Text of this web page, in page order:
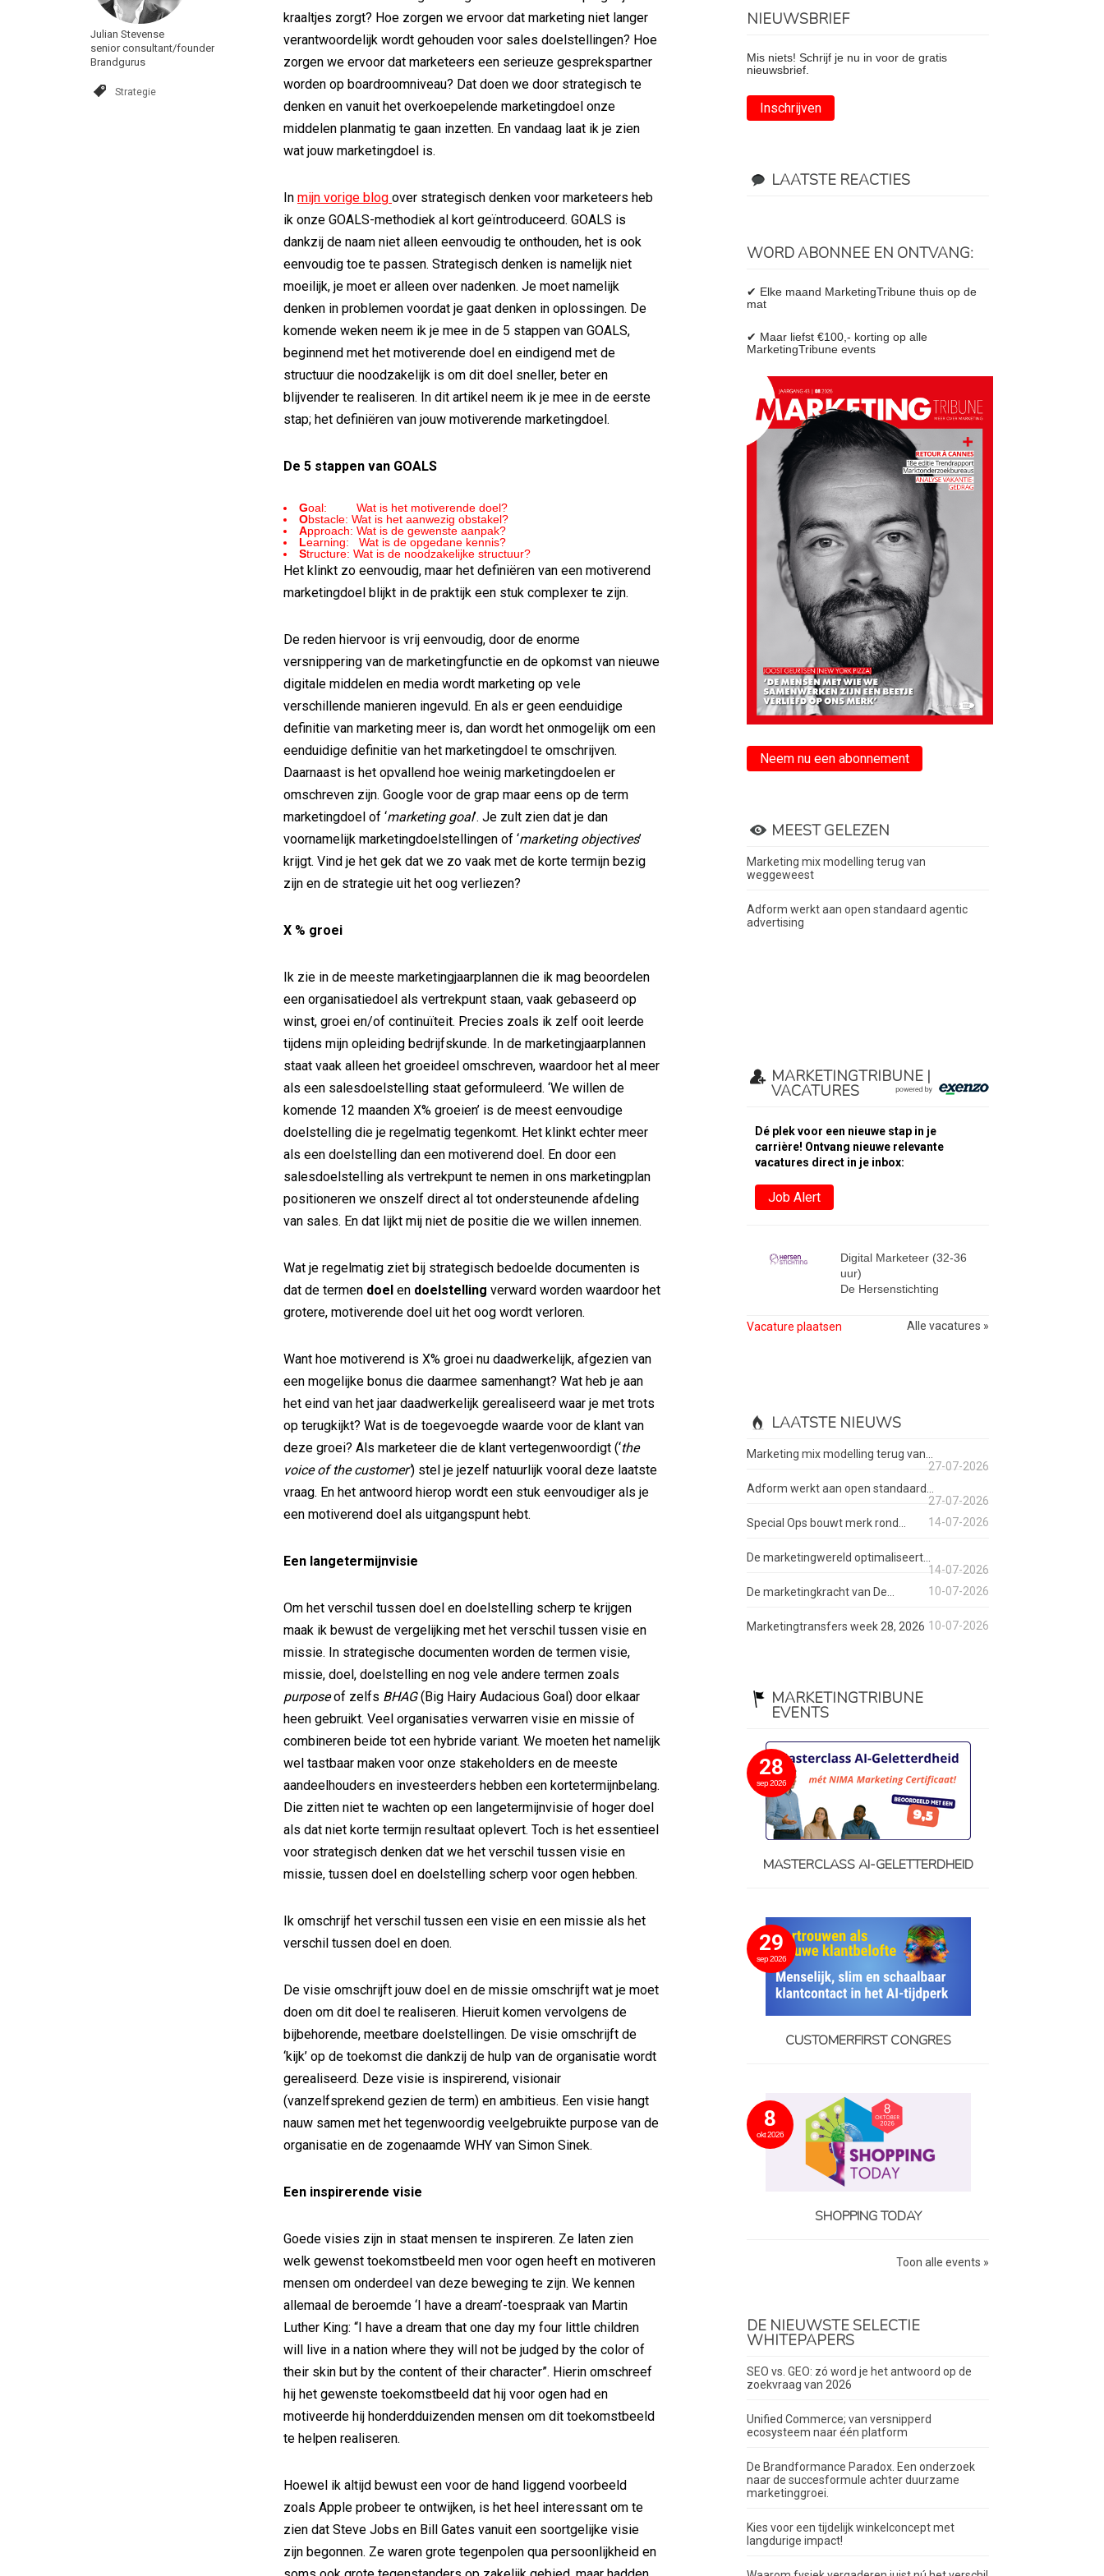
Julian Stevense
senior consultant/founder
Brandgurus
Strategie
kraaltjes zorgt? Hoe zorgen we ervoor dat marketing niet langer
verantwoordelijk wordt gehouden voor sales doelstellingen? Hoe
zorgen we ervoor dat marketeers een serieuze gesprekspartner
worden op boardroomniveau? Dat doen we door strategisch te
denken en vanuit het overkoepelende marketingdoel onze
middelen planmatig te gaan inzetten. En vandaag laat ik je zien
wat jouw marketingdoel is.
In mijn vorige blog over strategisch denken voor marketeers heb
ik onze GOALS-methodiek al kort geïntroduceerd. GOALS is
dankzij de naam niet alleen eenvoudig te onthouden, het is ook
eenvoudig toe te passen. Strategisch denken is namelijk niet
moeilijk, je moet er alleen over nadenken. Je moet namelijk
denken in problemen voordat je gaat denken in oplossingen. De
komende weken neem ik je mee in de 5 stappen van GOALS,
beginnend met het motiverende doel en eindigend met de
structuur die noodzakelijk is om dit doel sneller, beter en
blijvender te realiseren. In dit artikel neem ik je mee in de eerste
stap; het definiëren van jouw motiverende marketingdoel.
De 5 stappen van GOALS
Goal: Wat is het motiverende doel?
Obstacle: Wat is het aanwezig obstakel?
Approach: Wat is de gewenste aanpak?
Learning: Wat is de opgedane kennis?
Structure: Wat is de noodzakelijke structuur?
Het klinkt zo eenvoudig, maar het definiëren van een motiverend
marketingdoel blijkt in de praktijk een stuk complexer te zijn.
De reden hiervoor is vrij eenvoudig, door de enorme
versnippering van de marketingfunctie en de opkomst van nieuwe
digitale middelen en media wordt marketing op vele
verschillende manieren ingevuld. En als er geen eenduidige
definitie van marketing meer is, dan wordt het onmogelijk om een
eenduidige definitie van het marketingdoel te omschrijven.
Daarnaast is het opvallend hoe weinig marketingdoelen er
omschreven zijn. Google voor de grap maar eens op de term
marketingdoel of ‘marketing goal’. Je zult zien dat je dan
voornamelijk marketingdoelstellingen of ‘marketing objectives’
krijgt. Vind je het gek dat we zo vaak met de korte termijn bezig
zijn en de strategie uit het oog verliezen?
X % groei
Ik zie in de meeste marketingjaarplannen die ik mag beoordelen
een organisatiedoel als vertrekpunt staan, vaak gebaseerd op
winst, groei en/of continuïteit. Precies zoals ik zelf ooit leerde
tijdens mijn opleiding bedrijfskunde. In de marketingjaarplannen
staat vaak alleen het groeideel omschreven, waardoor het al meer
als een salesdoelstelling staat geformuleerd. ‘We willen de
komende 12 maanden X% groeien’ is de meest eenvoudige
doelstelling die je regelmatig tegenkomt. Het klinkt echter meer
als een doelstelling dan een motiverend doel. En door een
salesdoelstelling als vertrekpunt te nemen in ons marketingplan
positioneren we onszelf direct al tot ondersteunende afdeling
van sales. En dat lijkt mij niet de positie die we willen innemen.
Wat je regelmatig ziet bij strategisch bedoelde documenten is
dat de termen doel en doelstelling verward worden waardoor het
grotere, motiverende doel uit het oog wordt verloren.
Want hoe motiverend is X% groei nu daadwerkelijk, afgezien van
een mogelijke bonus die daarmee samenhangt? Wat heb je aan
het eind van het jaar daadwerkelijk gerealiseerd waar je met trots
op terugkijkt? Wat is de toegevoegde waarde voor de klant van
deze groei? Als marketeer die de klant vertegenwoordigt (‘the
voice of the customer’) stel je jezelf natuurlijk vooral deze laatste
vraag. En het antwoord hierop wordt een stuk eenvoudiger als je
een motiverend doel als uitgangspunt hebt.
Een langetermijnvisie
Om het verschil tussen doel en doelstelling scherp te krijgen
maak ik bewust de vergelijking met het verschil tussen visie en
missie. In strategische documenten worden de termen visie,
missie, doel, doelstelling en nog vele andere termen zoals
purposeof zelfs BHAG(Big Hairy Audacious Goal) door elkaar
heen gebruikt. Veel organisaties verwarren visie en missie of
combineren beide tot een hybride variant. We moeten het namelijk
wel tastbaar maken voor onze stakeholders en de meeste
aandeelhouders en investeerders hebben een kortetermijnbelang.
Die zitten niet te wachten op een langetermijnvisie of hoger doel
als dat niet korte termijn resultaat oplevert. Toch is het essentieel
voor strategisch denken dat we het verschil tussen visie en
missie, tussen doel en doelstelling scherp voor ogen hebben.
Ik omschrijf het verschil tussen een visie en een missie als het
verschil tussen doel en doen.
De visie omschrijft jouw doel en de missie omschrijft wat je moet
doen om dit doel te realiseren. Hieruit komen vervolgens de
bijbehorende, meetbare doelstellingen. De visie omschrijft de
‘kijk’ op de toekomst die dankzij de hulp van de organisatie wordt
gerealiseerd. Deze visie is inspirerend, visionair
(vanzelfsprekend gezien de term) en ambitieus. Een visie hangt
nauw samen met het tegenwoordig veelgebruikte purpose van de
organisatie en de zogenaamde WHY van Simon Sinek.
Een inspirerende visie
Goede visies zijn in staat mensen te inspireren. Ze laten zien
welk gewenst toekomstbeeld men voor ogen heeft en motiveren
mensen om onderdeel van deze beweging te zijn. We kennen
allemaal de beroemde ‘I have a dream’-toespraak van Martin
Luther King: “I have a dream that one day my four little children
will live in a nation where they will not be judged by the color of
their skin but by the content of their character”. Hierin omschreef
hij het gewenste toekomstbeeld dat hij voor ogen had en
motiveerde hij honderdduizenden mensen om dit toekomstbeeld
te helpen realiseren.
Hoewel ik altijd bewust een voor de hand liggend voorbeeld
zoals Apple probeer te ontwijken, is het heel interessant om te
zien dat Steve Jobs en Bill Gates vanuit een soortgelijke visie
zijn begonnen. Ze waren grote tegenpolen qua persoonlijkheid en
NIEUWSBRIEF
Mis niets! Schrijf je nu in voor de gratis
nieuwsbrief.
Inschrijven
LAATSTE REACTIES
WORD ABONNEE EN ONTVANG:
✔ Elke maand MarketingTribune thuis op de
mat
✔ Maar liefst €100,- korting op alle
MarketingTribune events
Neem nu een abonnement
MEEST GELEZEN
Marketing mix modelling terug van
weggeweest
Adform werkt aan open standaard agentic
advertising
MARKETINGTRIBUNE |
VACATURES
Dé plek voor een nieuwe stap in je
carrière! Ontvang nieuwe relevante
vacatures direct in je inbox:
Job Alert
Digital Marketeer (32-36
uur)
De Hersenstichting
Vacature plaatsen Alle vacatures »
LAATSTE NIEUWS
Marketing mix modelling terug van...
27-07-2026
Adform werkt aan open standaard...
27-07-2026
Special Ops bouwt merk rond...
14-07-2026
De marketingwereld optimaliseert...
14-07-2026
De marketingkracht van De...
10-07-2026
Marketingtransfers week 28, 2026 10-07-2026
MARKETINGTRIBUNE
EVENTS
28
sep 2026
MASTERCLASS AI-GELETTERDHEID
29
sep 2026
CUSTOMERFIRST CONGRES
8
okt 2026
SHOPPING TODAY
Toon alle events »
DE NIEUWSTE SELECTIE
WHITEPAPERS
SEO vs. GEO: zó word je het antwoord op de
zoekvraag van 2026
Unified Commerce; van versnipperd
ecosysteem naar één platform
De Brandformance Paradox. Een onderzoek
naar de succesformule achter duurzame
marketinggroei.
Kies voor een tijdelijk winkelconcept met
langdurige impact!